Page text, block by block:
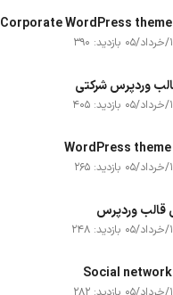
Corporate WordPress
بازدید: 390
وردپرس شرکتی
بازدید: 405
WordPress
بازدید: 265
قالب وردپرس
بازدید: 248
Social